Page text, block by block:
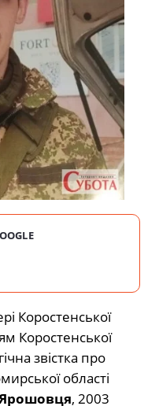
Коростенської
Коростенської
звістка про
області
, 2003